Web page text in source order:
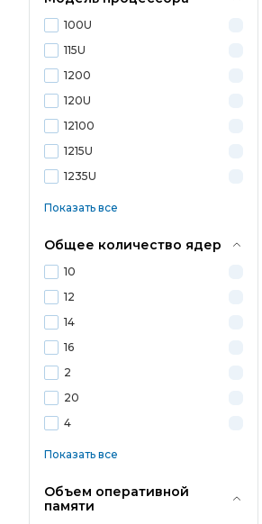
100U
115U
1200
120U
12100
1215U
1235U
Показать все
Общее количество ядер
10
12
14
16
2
20
4
Показать все
Объем оперативной
памяти